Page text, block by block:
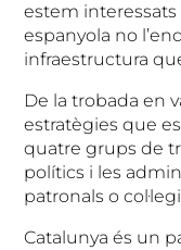
estem interessats
espanyola no
infraestructura
De la trobada en
estratègies que
quatre grups de
polítics i les
patronals o
Catalunya és un